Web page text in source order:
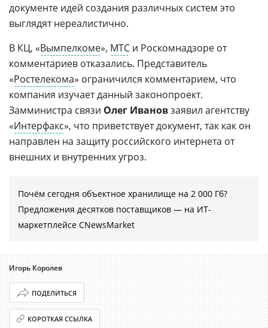
документе идей создания различных систем это
выглядят нереалистично.
В КЦ, «Вымпелкоме», МТС и Роскомнадзоре от
комментариев отказались. Представитель
«Ростелекома» ограничился комментарием, что
компания изучает данный законопроект.
Замминистра связи Олег Ивановзаявил агентству
«Интерфакс», что приветствует документ, так как он
направлен на защиту российского интернета от
внешних и внутренних угроз.
Почём сегодня объектное хранилище на 2 000 Гб?
Предложения десятков поставщиков ― на ИТ-
маркетплейсе CNewsMarket
Игорь Королев
ПОДЕЛИТЬСЯ
КОРОТКАЯ ССЫЛКА